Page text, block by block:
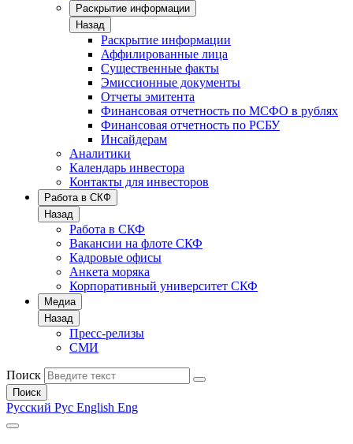
Раскрытие информации
Назад
Раскрытие информации
Аффилированные лица
Существенные факты
Эмиссионные документы
Отчеты эмитента
Финансовая отчетность по МСФО в рублях
Финансовая отчетность по РСБУ
Инсайдерам
Аналитики
Календарь инвестора
Контакты для инвесторов
Работа в СКФ
Назад
Работа в СКФ
Вакансии на флоте СКФ
Кадровые офисы
Анкета моряка
Корпоративный университет СКФ
Медиа
Назад
Пресс-релизы
СМИ
Поиск
Поиск
Русский Рус English Eng